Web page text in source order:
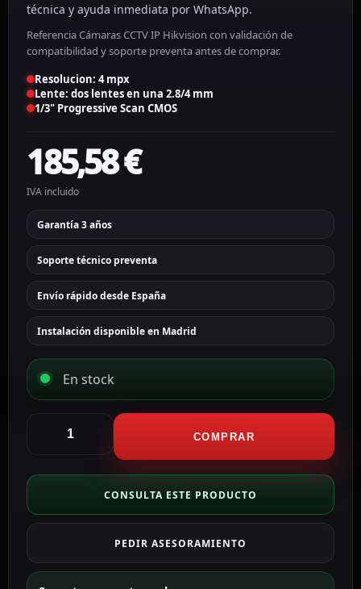
técnica y ayuda inmediata por WhatsApp.
Referencia Cámaras CCTV IP Hikvision con validación de
compatibilidad y soporte preventa antes de comprar.
Resolucion: 4 mpx
Lente: dos lentes en una 2.8/4 mm
1/3" Progressive Scan CMOS
185,58€
IVA incluido
Garantía 3 años
Soporte técnico preventa
Envío rápido desde España
Instalación disponible en Madrid
En stock
cámara
IP
PRO
color
MP,
COMPRAR
CONSULTA ESTE PRODUCTO
PEDIR ASESORAMIENTO